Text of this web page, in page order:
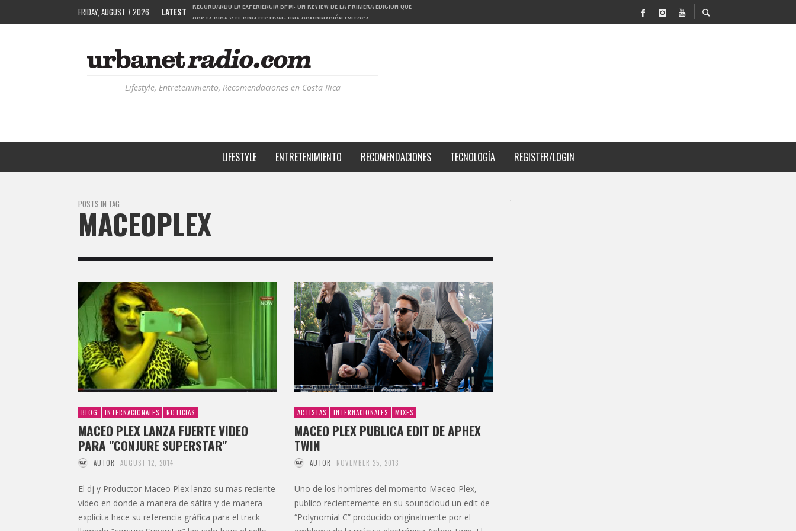
FRIDAY, AUGUST 7 2026 LATEST COSTA RICA Y EL BPM FESTIVAL: UNA COMBINACIÓN EXITOSA
RUTAS NATURBANAS: EL PROYECTO QUE ESTÁ TRANSFORMANDO LA CALIDAD DE VIDA DEL TRANSEÚNTE TICO CON MOVILIDAD Y PAISAJISMO
Lifestyle, Entretenimiento, Recomendaciones en Costa Rica
LIFESTYLE ENTRETENIMIENTO RECOMENDACIONES TECNOLOGÍA REGISTER/LOGIN
POSTS IN TAG
MACEOPLEX
BLOG INTERNACIONALES NOTICIAS
MACEO PLEX LANZA FUERTE VIDEO
PARA "CONJURE SUPERSTAR"
AUTOR AUGUST 12, 2014
El dj y Productor Maceo Plex lanzo su mas reciente
video en donde a manera de sátira y de manera
explicita hace su referencia gráfica para el track
ARTISTAS INTERNACIONALES MIXES
MACEO PLEX PUBLICA EDIT DE APHEX
TWIN
AUTOR NOVEMBER 25, 2013
Uno de los hombres del momento Maceo Plex,
publico recientemente en su soundcloud un edit de
“Polynomial C” producido originalmente por el